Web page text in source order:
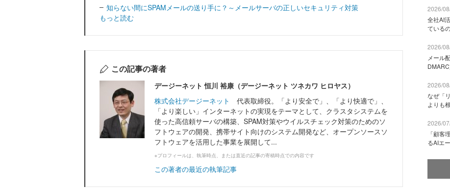
知らない間にSPAMメールの送り手に？～メールサーバの正しいセキュリティ対策
もっと読む
この記事の著者
デージーネット 恒川 裕康（デージーネット ツネカワ ヒロヤス）
株式会社デージーネット
代表取締役。「より安全で」、「より快適で」、
「より楽しい」インターネットの実現をテーマとして、クラスタシステムを
使った高信頼サーバの構築、SPAM対策やウイルスチェック対策のためのソ
フトウェアの開発、携帯サイト向けのシステム開発など、オープンソースソ
フトウェアを活用した事業を展開して...
※プロフィールは、執筆時点、または直近の記事の寄稿時点での内容です
この著者の最近の執筆記事
2026/
全社AI
ている
2026/
メール
2026/
なぜ「
よりも
2026/
「顧客
るAIエ